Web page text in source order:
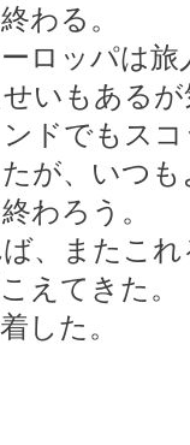
わる。
ロッパは
いもある
ドでもス
が、いつ
わろう。
、またこ
えてきた。
した。